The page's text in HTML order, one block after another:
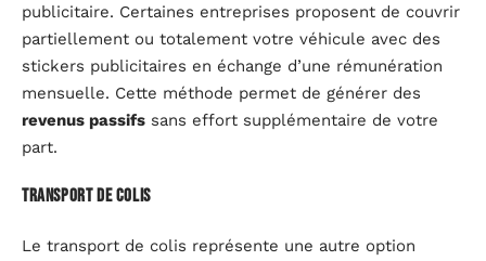
publicitaire. Certaines entreprises proposent de couvrir
partiellement ou totalement votre véhicule avec des
stickers publicitaires en échange d’une rémunération
mensuelle. Cette méthode permet de générer des
revenus passifs sans effort supplémentaire de votre
part.
Transport de colis
Le transport de colis représente une autre option